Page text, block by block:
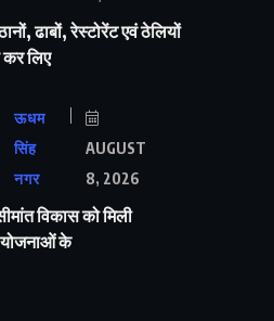
ढाबों, रेस्टोरेंट एवं ठेलियों
कर लिए
ऊधम
सिंह
नगर
AUGUST
8, 2026
विकास को मिली
योजनाओं के